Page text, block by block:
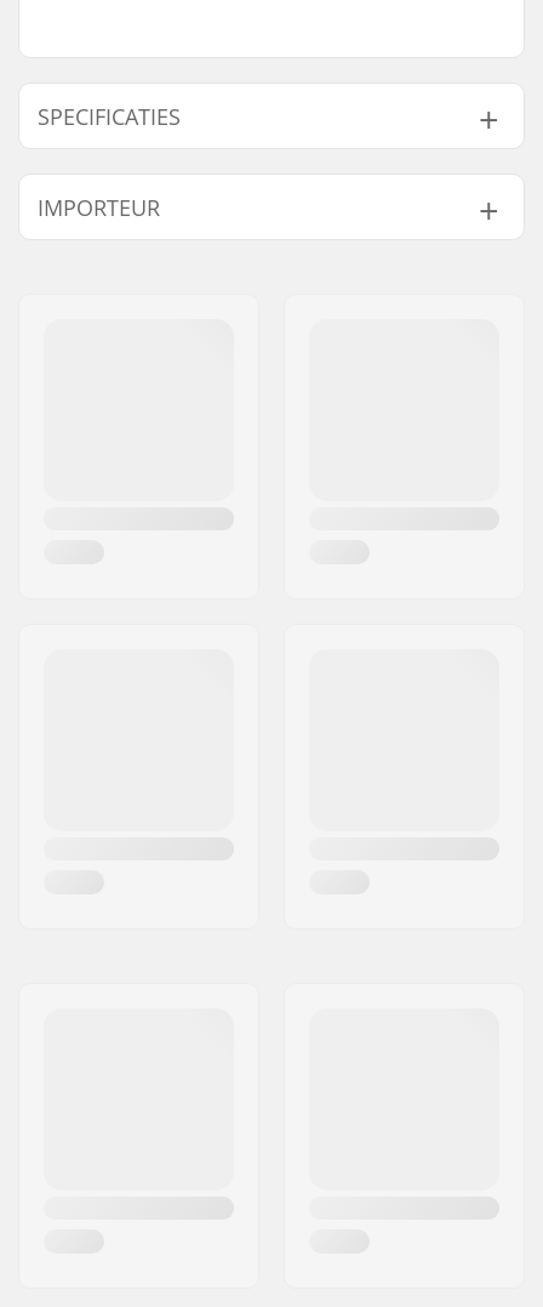
SPECIFICATIES
Gewicht: 23g
IMPORTEUR